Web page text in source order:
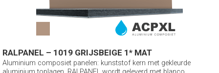
RALPANEL – 1019 GRIJSBEIGE 1* MAT
Aluminium composiet panelen: kunststof kern met gekleurde